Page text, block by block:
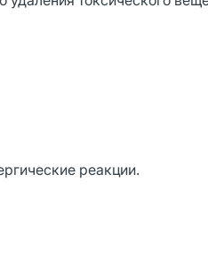
реакции.